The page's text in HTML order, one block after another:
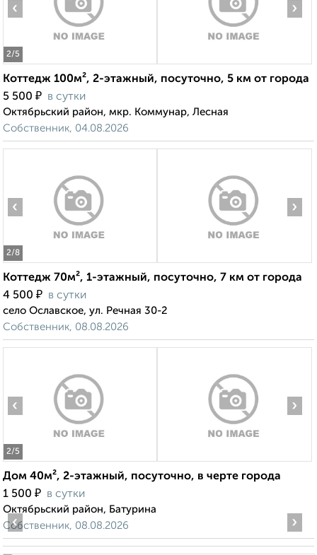
2/5
‹ ›
Коттедж 100м², 2-этажный, посуточно, 5 км от города
5 500 ₽ в сутки
Октябрьский район, мкр. Коммунар, Лесная
Собственник, 04.08.2026
2/8
‹ ›
Коттедж 70м², 1-этажный, посуточно, 7 км от города
4 500 ₽ в сутки
село Ославское, ул. Речная 30-2
Собственник, 08.08.2026
2/5
‹ ›
Дом 40м², 2-этажный, посуточно, в черте города
1 500 ₽ в сутки
Октябрьский район, Батурина
Собственник, 08.08.2026
‹ ›